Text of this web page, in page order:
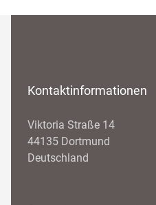
Kontaktinformationen
Viktoria Straße 14
44135 Dortmund
Deutschland